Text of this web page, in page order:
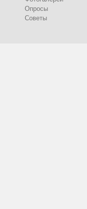
Опросы
Советы